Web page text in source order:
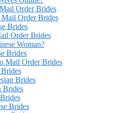
Order Brides
Order Brides
Brides
Order Brides
Woman?
Brides
Mail Order Brides
Brides
Brides
Brides